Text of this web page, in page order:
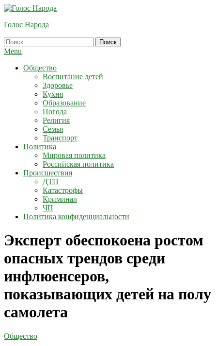
Skip
Content
Голос Народа
Найти:
Menu
Общество
Воспитание детей
Здоровье
Кухня
Образование
Погода
Религия
Семья
Транспорт
Политика
Мировая политика
Российская политика
Происшествия
ДТП
Катастрофы
Криминал
ЧП
Политика конфиденциальности
Эксперт обеспокоена ростом
опасных трендов среди
инфлюенсеров,
показывающих детей на полу
самолета
Общество